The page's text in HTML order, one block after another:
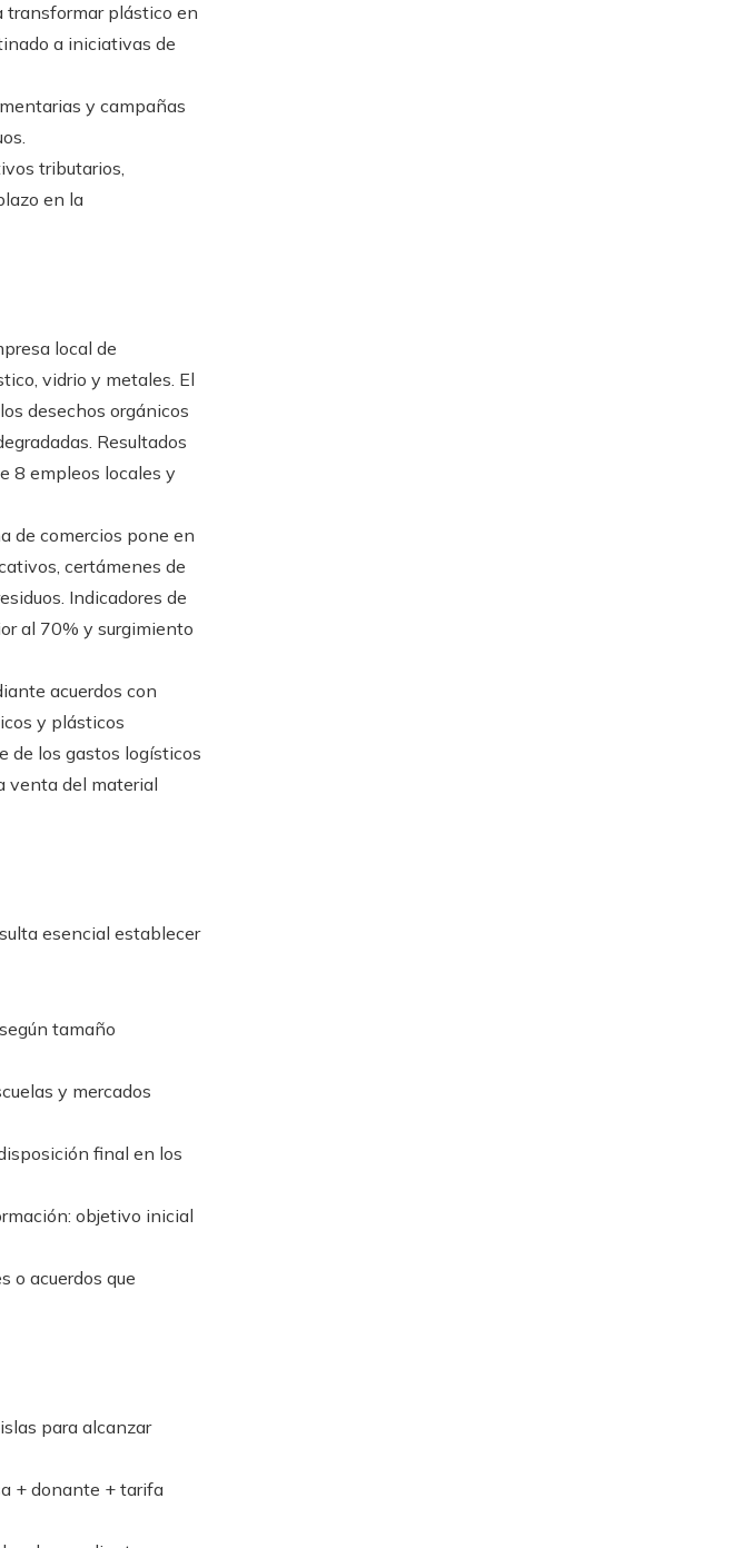
transformar plástico en
a iniciativas de
y campañas
tributarios,
en la
local de
vidrio y metales. El
desechos orgánicos
Resultados
8 empleos locales y
de comercios pone en
certámenes de
Indicadores de
al 70% y surgimiento
acuerdos con
y plásticos
de los gastos logísticos
venta del material
esencial establecer
tamaño
y mercados
final en los
objetivo inicial
o acuerdos que
para alcanzar
+ donante + tarifa